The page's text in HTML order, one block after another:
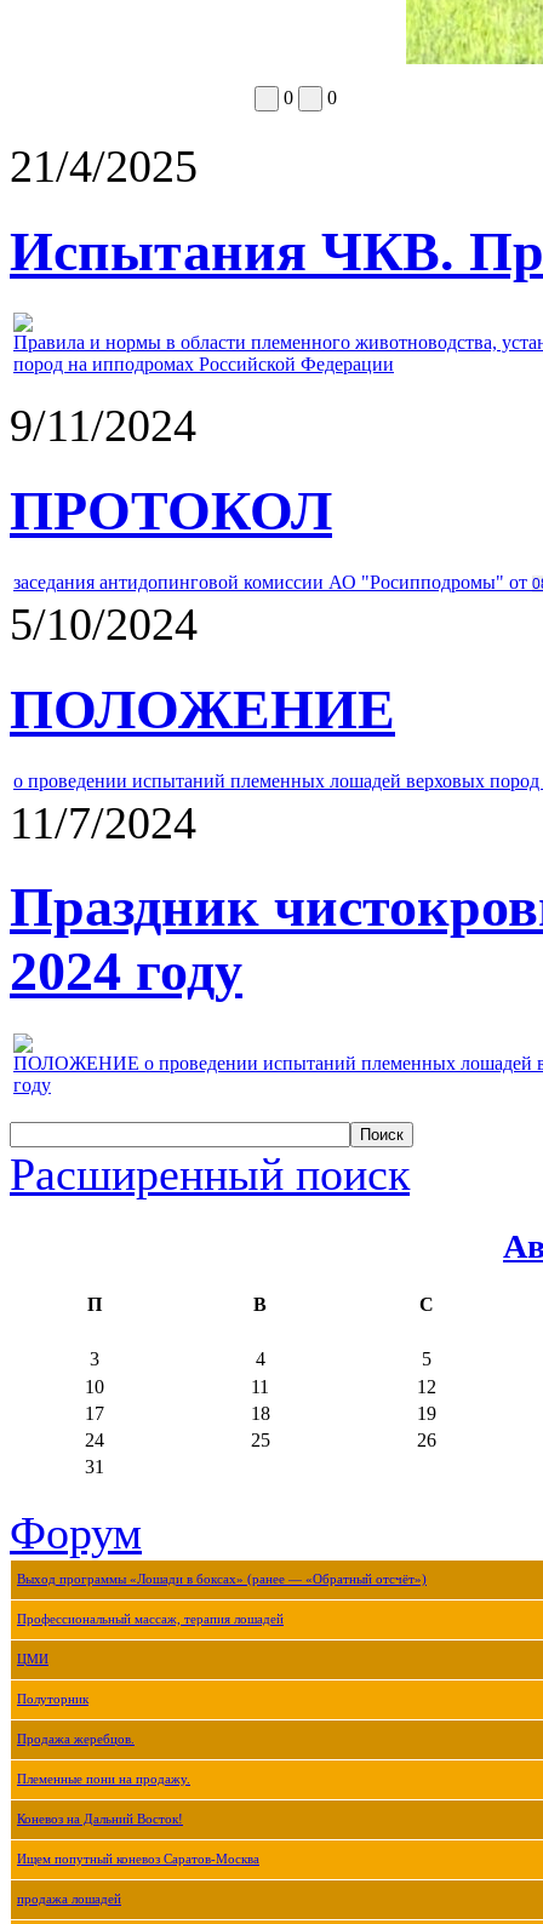
0 0
21/4/2025
Испытания ЧКВ.
Правила и нормы в области племенного животноводства,
пород на ипподромах Российской Федерации
9/11/2024
ПРОТОКОЛ
заседания антидопинговой комиссии АО "Росипподромы" от
5/10/2024
ПОЛОЖЕНИЕ
о проведении испытаний племенных лошадей верховых
11/7/2024
Праздник
2024 году
ПОЛОЖЕНИЕ о проведении испытаний племенных лошадей
году
Расширенный поиск
П В С
3 4
5
10
11
12
17
18
19
24
25
26
31
Форум
Выход программы «Лошади в боксах» (ранее — «Обратный отсчёт»)
Профессиональный массаж, терапия лошадей
ЦМИ
Полуторник
Продажа жеребцов.
Племенные пони на продажу.
Коневоз на Дальний Восток!
Ищем попутный коневоз Саратов-Москва
продажа лошадей